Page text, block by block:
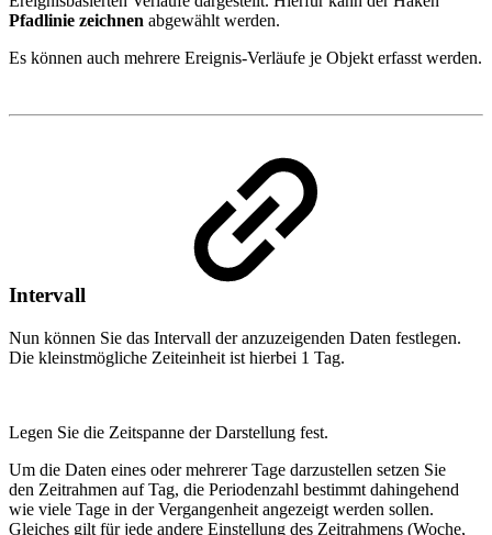
Pfadlinie zeichnen abgewählt werden.
Es können auch mehrere Ereignis-Verläufe je Objekt erfasst werden.
Intervall
Nun können Sie das Intervall der anzuzeigenden Daten festlegen.
Die kleinstmögliche Zeiteinheit ist hierbei 1 Tag.
Legen Sie die Zeitspanne der Darstellung fest.
Um die Daten eines oder mehrerer Tage darzustellen setzen Sie
den Zeitrahmen auf Tag, die Periodenzahl bestimmt dahingehend
wie viele Tage in der Vergangenheit angezeigt werden sollen.
Gleiches gilt für jede andere Einstellung des Zeitrahmens (Woche,